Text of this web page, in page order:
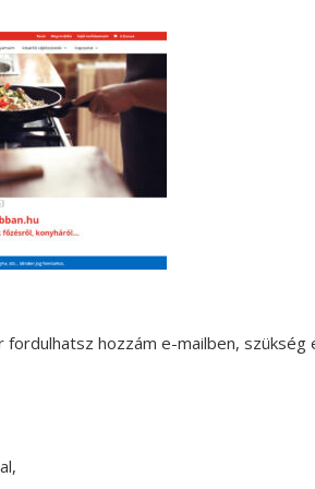
fordulhatsz hozzám e-mailben, szükség